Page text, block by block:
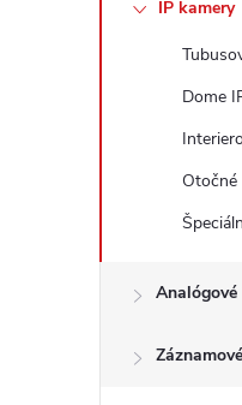
IP kamery
Dome
Otočné
Analógové